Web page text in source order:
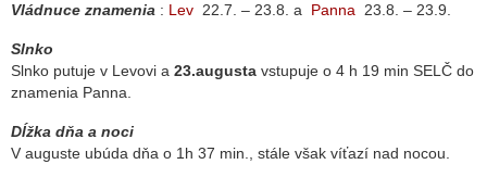
Vládnuce znamenia : Lev 22 .7. – 23.8. a Panna 23.8. – 23.9.
Slnko
Slnko putuje v Levovi a 23.augusta vstupuje o 4 h 19 min SELČ do
znamenia Panna.
Dĺžka dňa a noci
V auguste ubúda dňa o 1h 37 min., stále však víťazí nad nocou.